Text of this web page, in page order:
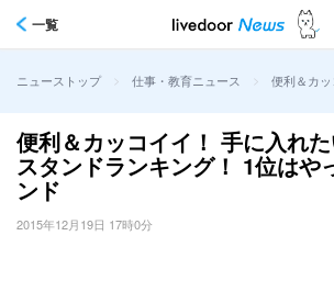
一覧
ニューストップ > 仕事・教育ニュース > 便利＆カ
便利＆カッコイイ！ 手に入れ
スタンドランキング！ 1位はや
ンド
2015年12月19日 17時0分